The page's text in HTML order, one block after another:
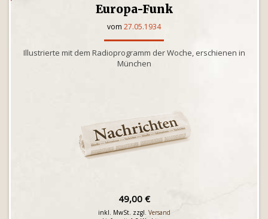
Europa-Funk
vom 27.05.1934
Illustrierte mit dem Radioprogramm der Woche, erschienen in
München
49,00 €
inkl. MwSt. zzgl. Versand